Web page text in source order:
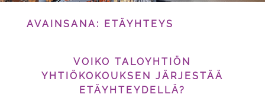
AVAINSANA: ETÄYHTEYS
VOIKO TALOYHTIÖN
YHTIÖKOKOUKSEN JÄRJESTÄÄ
ETÄYHTEYDELLÄ?